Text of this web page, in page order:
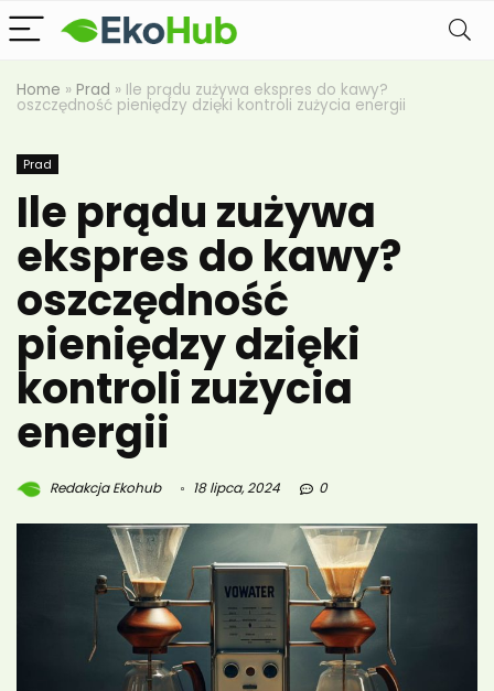
Home » Prad » Ile prądu zużywa ekspres do kawy?
oszczędność pieniędzy dzięki kontroli zużycia energii
Prad
Ile prądu zużywa
ekspres do kawy?
oszczędność
pieniędzy dzięki
kontroli zużycia
energii
Redakcja Ekohub 18 lipca, 2024 0